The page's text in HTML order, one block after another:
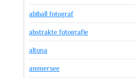
abiball fotograf
abstrakte fotografie
altona
ammersee